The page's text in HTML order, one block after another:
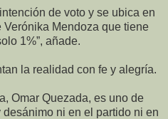
de voto y se ubica en
Mendoza que tiene
1%”, añade.
la realidad con fe y alegría.
Omar Quezada, es uno de
ni en el partido ni en